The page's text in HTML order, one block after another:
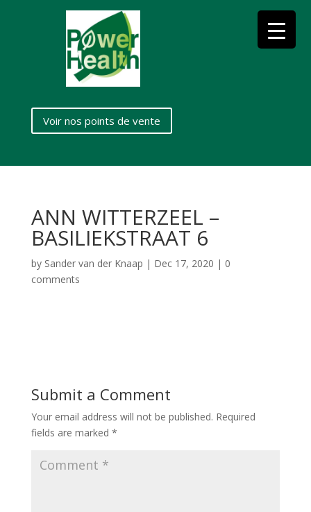
Voir nos points de vente
ANN WITTERZEEL –
BASILIEKSTRAAT 6
by Sander van der Knaap | Dec 17, 2020 | 0
comments
Submit a Comment
Your email address will not be published. Required
fields are marked *